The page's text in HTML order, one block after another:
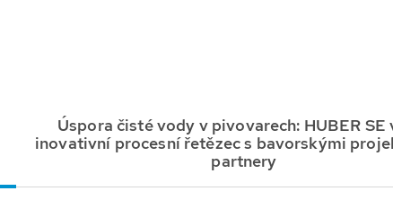
Úspora čisté vody v pivovarech: HUBER
inovativní procesní řetězec s bavorskými
partnery